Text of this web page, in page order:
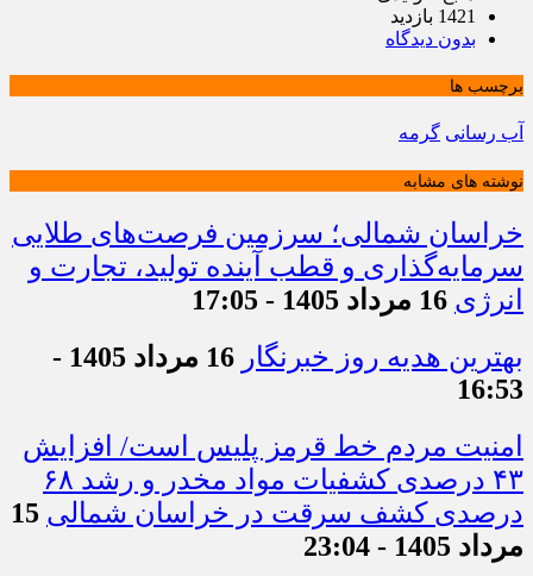
1421 بازدید
بدون دیدگاه
برچسب ها
آب رسانی گرمه
نوشته های مشابه
خراسان شمالی؛ سرزمین فرصت‌های طلایی
سرمایه‌گذاری و قطب آینده تولید، تجارت و
انرژی 16 مرداد 1405 - 17:05
بهترین هدیه روز خبرنگار
16 مرداد 1405 -
16:53
امنیت مردم خط قرمز پلیس است/ افزایش
۴۳ درصدی کشفیات مواد مخدر و رشد ۶۸
درصدی کشف سرقت در خراسان شمالی 15
مرداد 1405 - 23:04